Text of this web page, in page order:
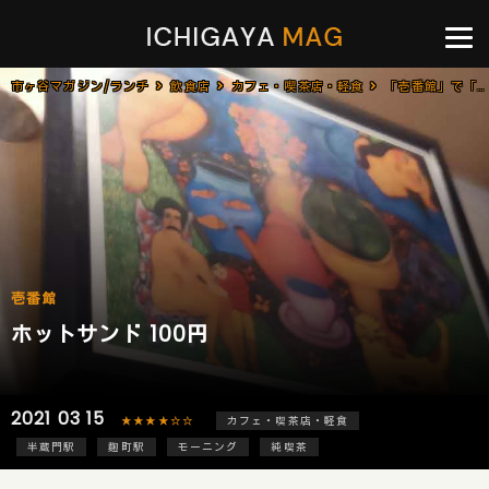
市ヶ谷マガジン/ランチ 飲食店 カフェ・喫茶店・軽食 「壱番館」で「ホットサンド(100円)」のモーニング[半蔵門]
壱番館
ホットサンド 100円
2021 03 15 ★★★★☆☆
カフェ・喫茶店・軽食
半蔵門駅
麹町駅 モーニング 純喫茶